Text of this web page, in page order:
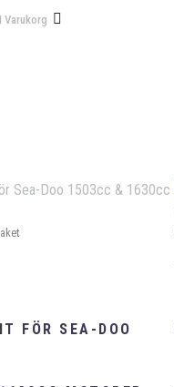
Varukorg
FÖR SEA-DOO